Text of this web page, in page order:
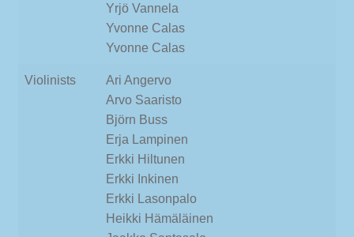
Yrjö Vannela
Yvonne Calas
Yvonne Calas
Violinists
Ari Angervo
Arvo Saaristo
Björn Buss
Erja Lampinen
Erkki Hiltunen
Erkki Inkinen
Erkki Lasonpalo
Heikki Hämäläinen